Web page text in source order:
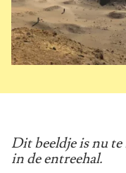
Dit beeldje is nu
in de entreehal.